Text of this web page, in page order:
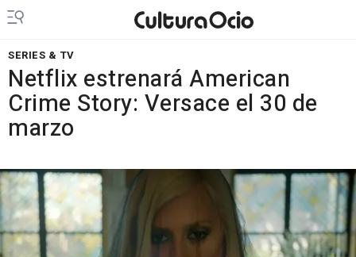
SERIES & TV
Netflix estrenará American
Crime Story: Versace el 30 de
marzo